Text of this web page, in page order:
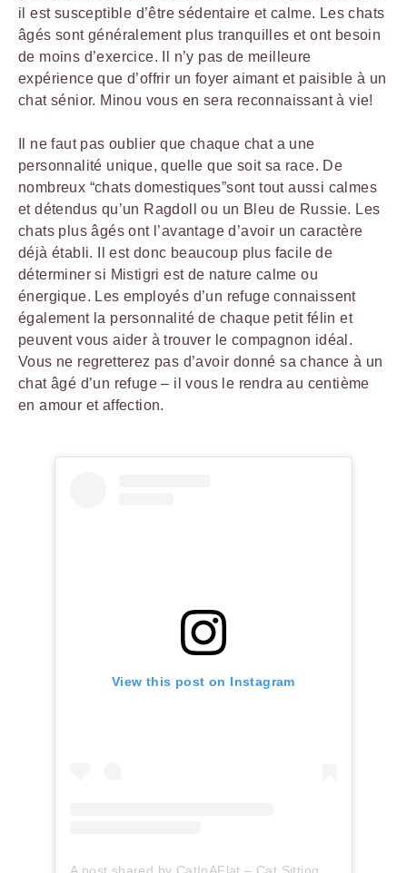
il est susceptible d’être sédentaire et calme. Les chats
âgés sont généralement plus tranquilles et ont besoin
de moins d’exercice. Il n’y pas de meilleure
expérience que d’offrir un foyer aimant et paisible à un
chat sénior. Minou vous en sera reconnaissant à vie!
Il ne faut pas oublier que chaque chat a une
personnalité unique, quelle que soit sa race. De
nombreux “chats domestiques”sont tout aussi calmes
et détendus qu’un Ragdoll ou un Bleu de Russie. Les
chats plus âgés ont l’avantage d’avoir un caractère
déjà établi. Il est donc beaucoup plus facile de
déterminer si Mistigri est de nature calme ou
énergique. Les employés d’un refuge connaissent
également la personnalité de chaque petit félin et
peuvent vous aider à trouver le compagnon idéal.
Vous ne regretterez pas d’avoir donné sa chance à un
chat âgé d’un refuge – il vous le rendra au centième
en amour et affection.
View this post on Instagram